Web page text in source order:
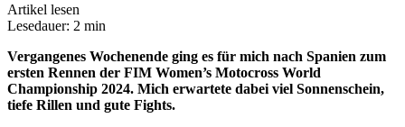
Artikel lesen
Lesedauer: 2 min
Vergangenes Wochenende ging es für mich nach Spanien zum
ersten Rennen der FIM Women’s Motocross World
Championship 2024. Mich erwartete dabei viel Sonnenschein,
tiefe Rillen und gute Fights.